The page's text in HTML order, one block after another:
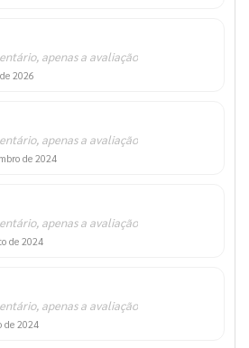
apenas a avaliação
2026
apenas a avaliação
de 2024
apenas a avaliação
de 2024
apenas a avaliação
de 2024